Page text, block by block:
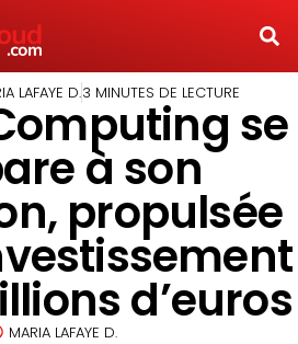
LAFAYE D.3 MINUTES DE LECTURE
se
à son
propulsée
d’euros
MARIA LAFAYE D.